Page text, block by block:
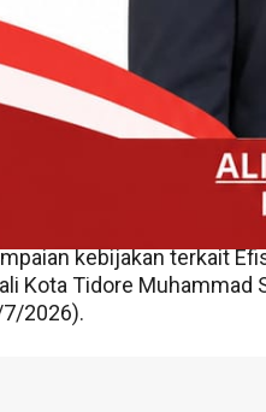
dirumahkan, jika sampai
harus dirumahkan, maka
jabatan sebagai Wali
berleha-leha dengan
Muhammad Sinen
yang dilakukan secara
kebijakan terkait
Kota Tidore Muhammad
7/2026).